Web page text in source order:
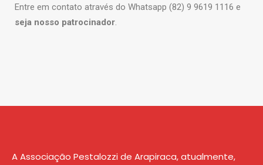
Entre em contato através do Whatsapp (82) 9 9619 1116 e
seja nosso patrocinador.
A Associação Pestalozzi de Arapiraca, atualmente,